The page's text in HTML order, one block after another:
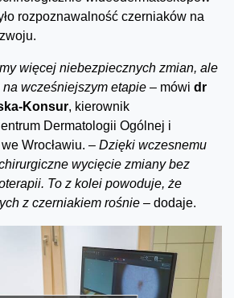
rozpoznawalność czerniaków na
więcej niebezpiecznych zmian, ale
wcześniejszym etapie – mówi dr
Konsur, kierownik
Dermatologii Ogólnej i
Wrocławiu. – Dzięki wczesnemu
wycięcie zmiany bez
To z kolei powoduje, że
z czerniakiem rośnie – dodaje.